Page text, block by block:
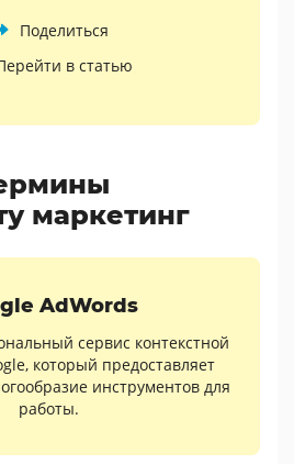
Поделиться
в статью
маркетинг
AdWords
сервис контекстной
который предоставляет
инструментов для
работы.